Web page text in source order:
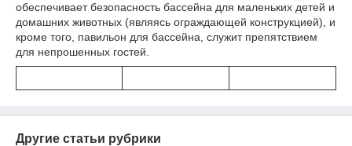
обеспечивает безопасность бассейна для маленьких детей и
домашних животных (являясь ограждающей конструкцией), и
кроме того, павильон для бассейна, служит препятствием
для непрошенных гостей.
Другие статьи рубрики